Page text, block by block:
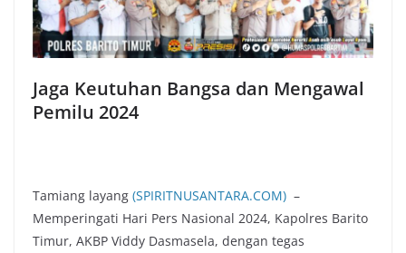
Jaga Keutuhan Bangsa dan Mengawal
Pemilu 2024
Tamiang layang (SPIRITNUSANTARA.COM) –
Memperingati Hari Pers Nasional 2024, Kapolres Barito
Timur, AKBP Viddy Dasmasela, dengan tegas